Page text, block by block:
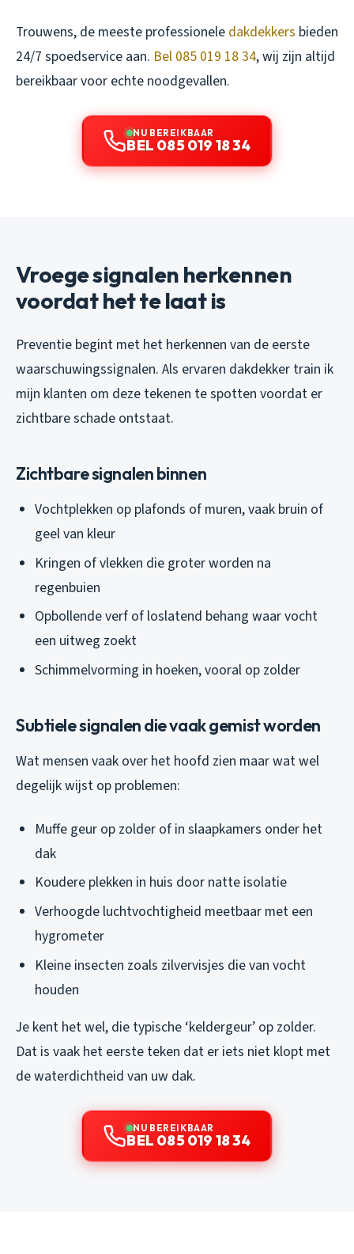
Trouwens, de meeste professionele dakdekkers bieden
24/7 spoedservice aan. Bel 085 019 18 34, wij zijn altijd
bereikbaar voor echte noodgevallen.
NU BEREIKBAAR
BEL 085 019 18 34
Vroege signalen herkennen
voordat het te laat is
Preventie begint met het herkennen van de eerste
waarschuwingssignalen. Als ervaren dakdekker train ik
mijn klanten om deze tekenen te spotten voordat er
zichtbare schade ontstaat.
Zichtbare signalen binnen
Vochtplekken op plafonds of muren, vaak bruin of
geel van kleur
Kringen of vlekken die groter worden na
regenbuien
Opbollende verf of loslatend behang waar vocht
een uitweg zoekt
Schimmelvorming in hoeken, vooral op zolder
Subtiele signalen die vaak gemist worden
Wat mensen vaak over het hoofd zien maar wat wel
degelijk wijst op problemen:
Muffe geur op zolder of in slaapkamers onder het
dak
Koudere plekken in huis door natte isolatie
Verhoogde luchtvochtigheid meetbaar met een
hygrometer
Kleine insecten zoals zilvervisjes die van vocht
houden
Je kent het wel, die typische ‘keldergeur’ op zolder.
Dat is vaak het eerste teken dat er iets niet klopt met
de waterdichtheid van uw dak.
NU BEREIKBAAR
BEL 085 019 18 34